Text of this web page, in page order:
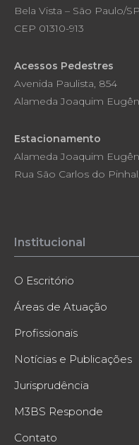
Bela Vista – São Paulo/SP
CEP 01310-913
Acessos Pedestres
Avenida Paulista, 854
Alameda Joaquim
Estacionamento
Alameda Joaquim
Rua São Carlos do
Institucional
O Escritório
Áreas de Atuação
Profissionais
Notícias e Publicações
Jurisprudência
M3BS Responde
Contato